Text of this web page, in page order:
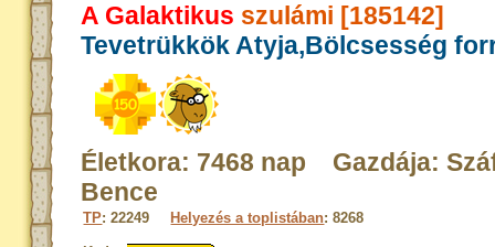
A Galaktikus szulámi [185142]
Tevetrükkök Atyja,Bölcsesség
Életkora: 7468 nap Gazdája:
Bence
TP: 22249 Helyezés a toplistában: 8268